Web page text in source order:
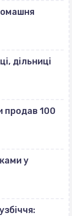
дільниці
продав 100
у